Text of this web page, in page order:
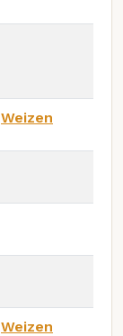
Weizen
Weizen